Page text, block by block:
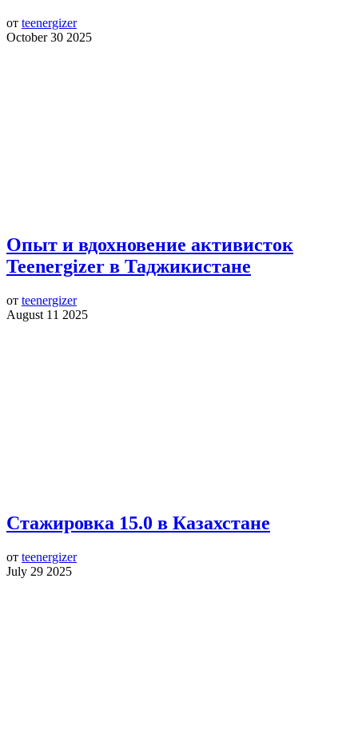
от teenergizer
October 30 2025
Опыт и вдохновение активисток
Teenergizer в Таджикистане
от teenergizer
August 11 2025
Стажировка 15.0 в Казахстане
от teenergizer
July 29 2025